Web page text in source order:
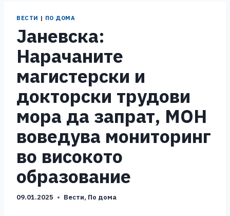
ВЕСТИ | ПО ДОМА
Јаневска:
Нарачаните
магистерски и
докторски трудови
мора да запрат, МОН
воведува мониторинг
во високото
образование
09.01.2025 Вести, По дома